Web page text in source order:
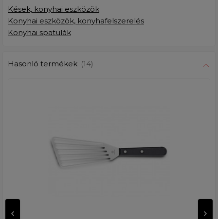
Kések, konyhai eszközök
Konyhai eszközök, konyhafelszerelés
Konyhai spatulák
Hasonló termékek (14)